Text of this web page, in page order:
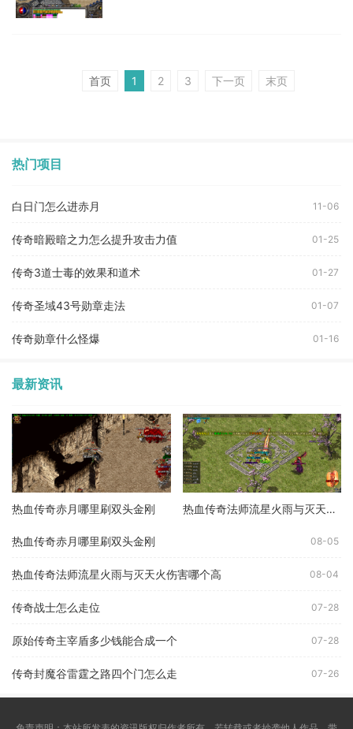
首页 1 2 3 下一页 末页
热门项目
白日门怎么进赤月 11-06
传奇暗殿暗之力怎么提升攻击力值 01-25
传奇3道士毒的效果和道术 01-27
传奇圣域43号勋章走法 01-07
传奇勋章什么怪爆 01-16
最新资讯
热血传奇赤月哪里刷双头金刚 热血传奇法师流星火雨与灭天火伤害哪个高
热血传奇赤月哪里刷双头金刚 08-05
热血传奇法师流星火雨与灭天火伤害哪个高 08-04
传奇战士怎么走位 07-28
原始传奇主宰盾多少钱能合成一个 07-28
传奇封魔谷雷霆之路四个门怎么走 07-26